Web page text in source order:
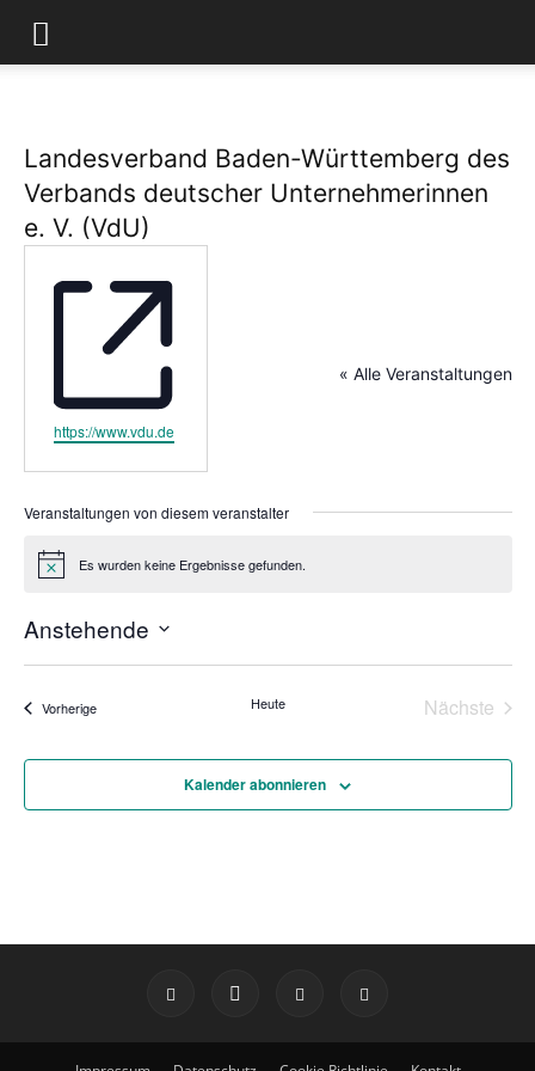
Landesverband Baden-Württemberg des
Verbands deutscher Unternehmerinnen
e. V. (VdU)
« Alle Veranstaltungen
Webseite
https://www.vdu.de
Veranstaltungen von diesem veranstalter
HinweisEs wurden keine Ergebnisse gefunden.
Anstehende
VorherigeVeranstaltungen Heute
Nächste
Kalender abonnieren